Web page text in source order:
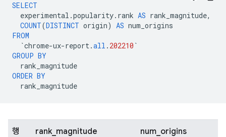
SELECT
experimental .popularity. rank AS rank_magnitude,
COUNT(DISTINCT origin) AS num_origins
FROM
`chrome-ux-report.all . 202210 `
GROUP BY
rank_magnitude
ORDER BY
rank_magnitude
행 rank_magnitude num_origins